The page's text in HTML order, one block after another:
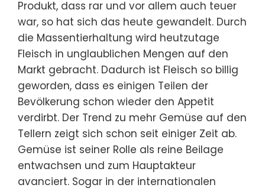
Produkt, dass rar und vor allem auch teuer
war, so hat sich das heute gewandelt. Durch
die Massentierhaltung wird heutzutage
Fleisch in unglaublichen Mengen auf den
Markt gebracht. Dadurch ist Fleisch so billig
geworden, dass es einigen Teilen der
Bevölkerung schon wieder den Appetit
verdirbt. Der Trend zu mehr Gemüse auf den
Tellern zeigt sich schon seit einiger Zeit ab.
Gemüse ist seiner Rolle als reine Beilage
entwachsen und zum Hauptakteur
avanciert. Sogar in der internationalen